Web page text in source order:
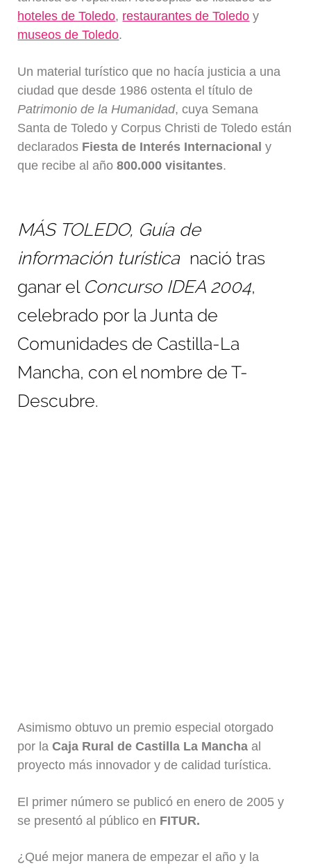
Blog
hoteles de Toledo, restaurantes de Toledo y
museos de Toledo.
Un material turístico que no hacía justicia a una
ciudad que desde 1986 ostenta el título de
Patrimonio de la Humanidad, cuya Semana
Santa de Toledo y Corpus Christi de Toledo están
declarados Fiesta de Interés Internacional y
que recibe al año800.000 visitantes.
MÁS TOLEDO, Guía de
información turística nació tras
ganar el Concurso IDEA 2004,
celebrado por la Junta de
Comunidades de Castilla-La
Mancha, con el nombre de T-
Descubre.
Asimismo obtuvo un premio especial otorgado
por laCaja Rural de Castilla La Mancha al
proyecto más innovador y de calidad turística.
El primer número se publicó en enero de 2005 y
se presentó al público en FITUR.
¿Qué mejor manera de empezar el año y la